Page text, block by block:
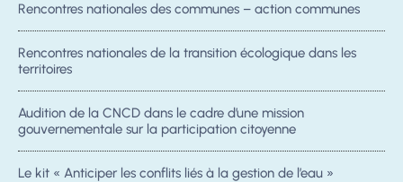
Rencontres nationales des communes – action communes
Rencontres nationales de la transition écologique dans les
territoires
Audition de la CNCD dans le cadre d’une mission
gouvernementale sur la participation citoyenne
Le kit « Anticiper les conflits liés à la gestion de l’eau »